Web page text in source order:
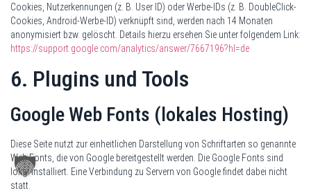
Cookies, Nutzerkennungen (z. B. User ID) oder Werbe-IDs (z. B. DoubleClick-
Cookies, Android-Werbe-ID) verknüpft sind, werden nach 14 Monaten
anonymisiert bzw. gelöscht. Details hierzu ersehen Sie unter folgendem Link:
https://support.google.com/analytics/answer/7667196?hl=de
6. Plugins und Tools
Google Web Fonts (lokales Hosting)
Diese Seite nutzt zur einheitlichen Darstellung von Schriftarten so genannte
Web Fonts, die von Google bereitgestellt werden. Die Google Fonts sind
lokal installiert. Eine Verbindung zu Servern von Google findet dabei nicht
statt.